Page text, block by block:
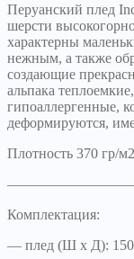
Перуанский плед
шерсти
характерны
нежным, а также
создающие
альпака
гипоаллергенные,
деформируются,
Плотность 370 гр/
Комплектация:
— плед (Ш х Д): 150